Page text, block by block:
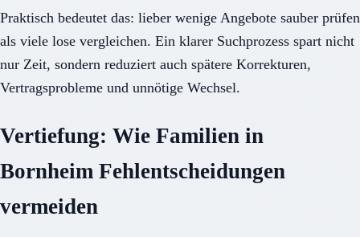
Praktisch bedeutet das: lieber wenige Angebote sauber prüfen
als viele lose vergleichen. Ein klarer Suchprozess spart nicht
nur Zeit, sondern reduziert auch spätere Korrekturen,
Vertragsprobleme und unnötige Wechsel.
Vertiefung: Wie Familien in
Bornheim Fehlentscheidungen
vermeiden